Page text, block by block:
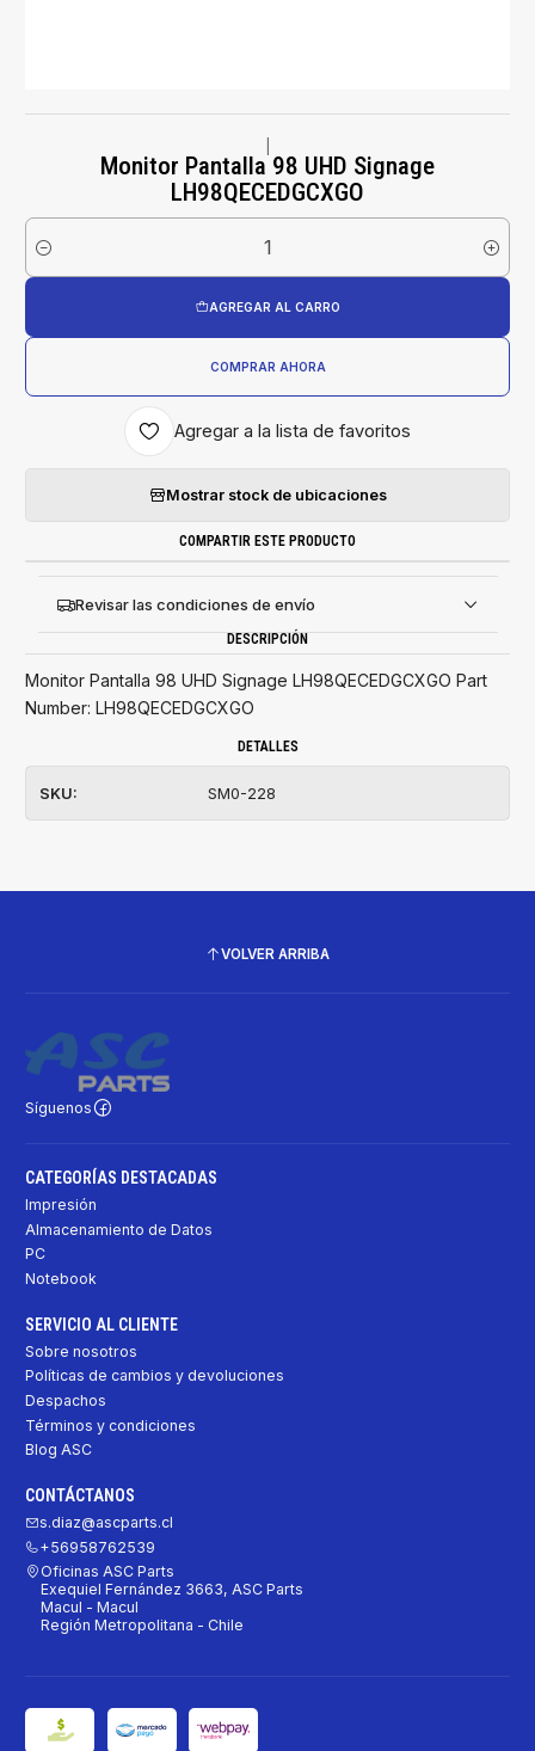
Monitor Pantalla 98 UHD Signage
LH98QECEDGCXGO
Cantidad
AGREGAR AL CARRO
COMPRAR AHORA
Agregar a la lista de favoritos
Mostrar stock de ubicaciones
COMPARTIR ESTE PRODUCTO
Revisar las condiciones de envío
DESCRIPCIÓN
Monitor Pantalla 98 UHD Signage LH98QECEDGCXGO Part
Number: LH98QECEDGCXGO
DETALLES
SKU: SM0-228
VOLVER ARRIBA
Síguenos
CATEGORÍAS DESTACADAS
Impresión
Almacenamiento de Datos
PC
Notebook
SERVICIO AL CLIENTE
Sobre nosotros
Políticas de cambios y devoluciones
Despachos
Términos y condiciones
Blog ASC
CONTÁCTANOS
s.diaz@ascparts.cl
+56958762539
Oficinas ASC Parts
Exequiel Fernández 3663, ASC Parts
Macul - Macul
Región Metropolitana - Chile